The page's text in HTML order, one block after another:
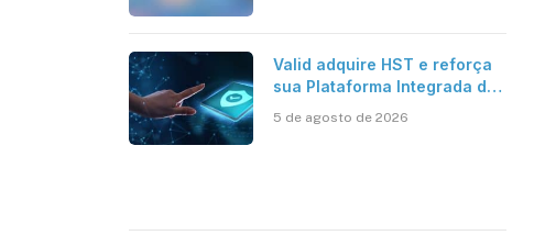
Valid adquire HST e reforça
sua Plataforma Integrada de
5 de agosto de 2026